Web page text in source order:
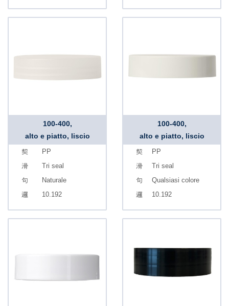
100-400,
alto e piatto, liscio
PP
Tri seal
Naturale
10.192
100-400,
alto e piatto, liscio
PP
Tri seal
Qualsiasi colore
10.192